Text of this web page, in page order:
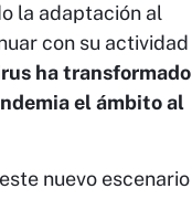
la adaptación al
con su actividad
ha transformado
el ámbito al
nuevo escenario